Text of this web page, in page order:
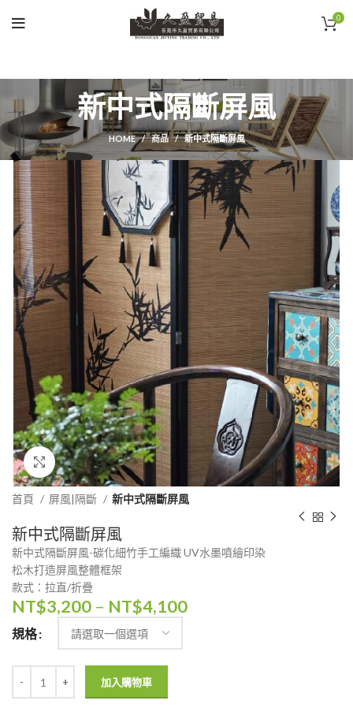
0
新中式隔斷屏風
HOME 商品 新中式隔斷屏風
Click to enlarge
首頁 屏風|隔斷 新中式隔斷屏風
新中式隔斷屏風
新中式隔斷屏風-碳化細竹手工編織 UV水墨噴繪印染
松木打造屏風整體框架
款式：拉直/折疊
NT$3,200 – NT$4,100
規格
加入購物車